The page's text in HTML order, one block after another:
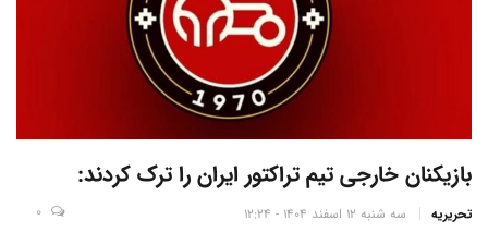
بازیکنان خارجی تیم تراکتور ایران را ترک کردند:
تحریریه سه شنبه 12 اسفند 1404 - 12:24 0